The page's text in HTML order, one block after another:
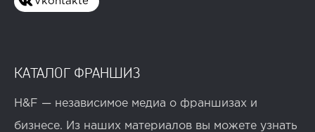
КАТАЛОГ ФРАНШИЗ
H&F — независимое медиа о франшизах и
бизнесе. Из наших материалов вы можете узнать